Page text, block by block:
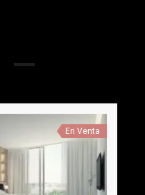
En Venta